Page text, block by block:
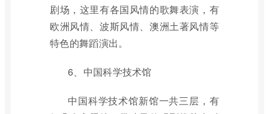
剧场，这里有各国风情的歌舞表演，有
欧洲风情、波斯风情、澳洲土著风情等
特色的舞蹈演出。
6、中国科学技术馆
中国科学技术馆新馆一共三层，有